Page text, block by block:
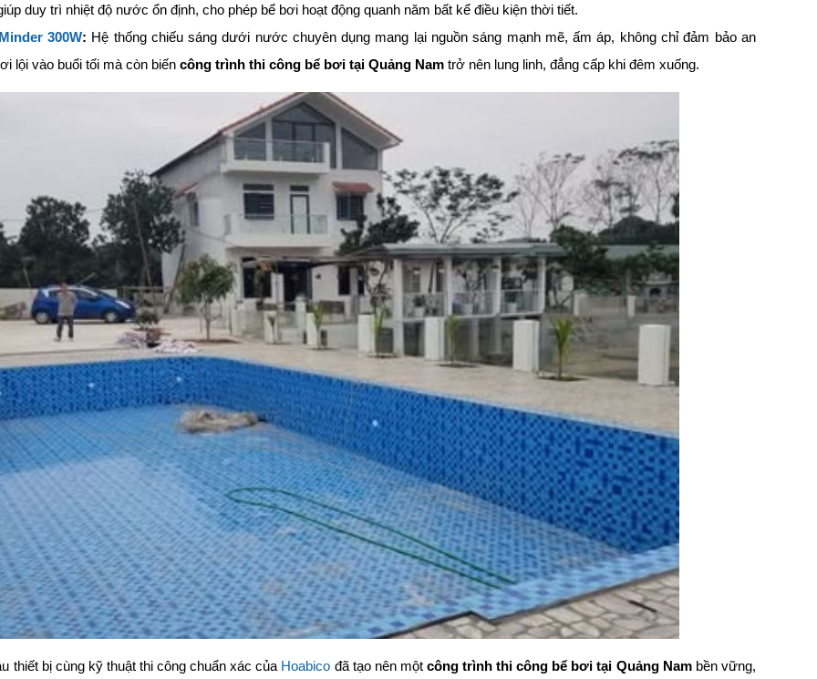
duy trì nhiệt độ nước ổn định, cho phép bể bơi hoạt động quanh năm bất kể điều kiện thời tiết.
300W: Hệ thống chiếu sáng dưới nước chuyên dụng mang lại nguồn sáng mạnh mẽ, ấm áp, không chỉ đảm bảo an
lội vào buổi tối mà còn biếncông trình thi công bể bơi tại Quảng Nam trở nên lung linh, đẳng cấp khi đêm xuống.
thiết bị cùng kỹ thuật thi công chuẩn xác của Hoabico đã tạo nên một công trình thi công bể bơi tại Quảng Nambền vững,